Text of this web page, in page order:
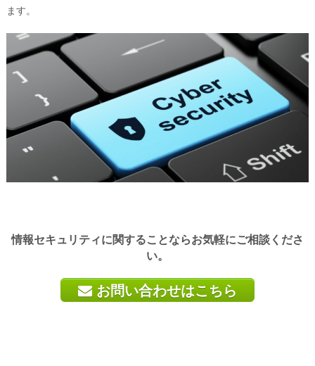
ます。
情報セキュリティに関することならお気軽にご相談くださ
い。
お問い合わせはこちら